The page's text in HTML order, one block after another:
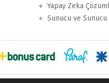
Yapay Zeka
Sunucu ve Sunucu